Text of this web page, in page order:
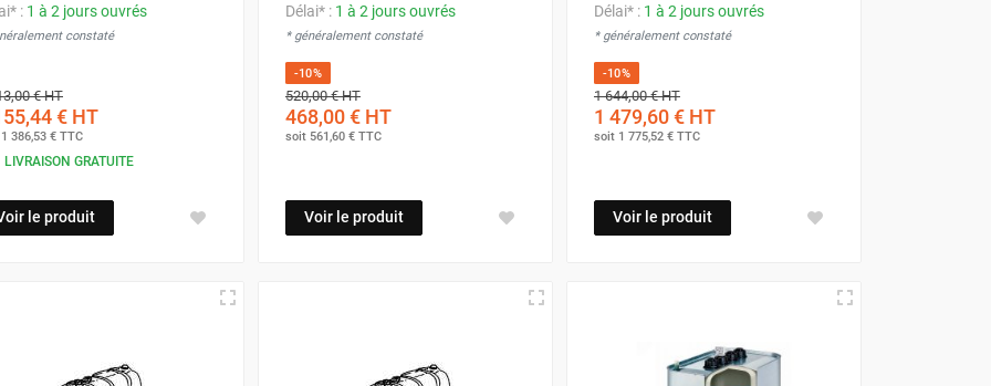
: 1 à 2 jours ouvrés
constaté
€HT
€ HT
1 386,53 € TTC
LIVRAISON GRATUITE
le produit
Délai* : 1 à 2 jours ouvrés
* généralement constaté
-10%
520,00 €HT
468,00 €HT
soit 561,60 €TTC
Voir le produit
Délai* : 1 à 2 jours ouvrés
* généralement constaté
-10%
1 644,00 €HT
1 479,60 €HT
soit 1 775,52 €TTC
Voir le produit